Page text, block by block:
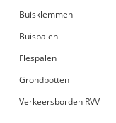
Buisklemmen
Buispalen
Flespalen
Grondpotten
Verkeersborden RVV